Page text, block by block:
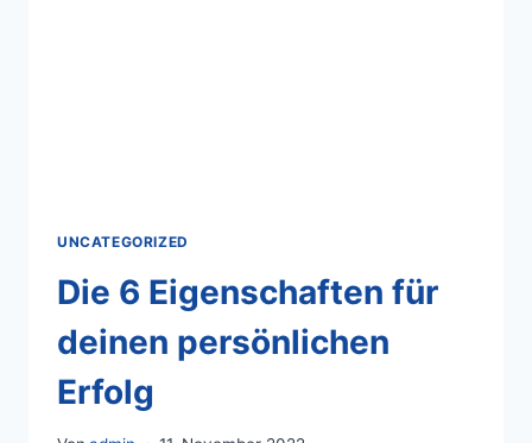
UNCATEGORIZED
Die 6 Eigenschaften für
deinen persönlichen
Erfolg